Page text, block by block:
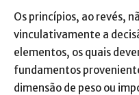
Os princípios, ao revés,
vinculativamente a
elementos, os quais
fundamentos
dimensão de peso ou